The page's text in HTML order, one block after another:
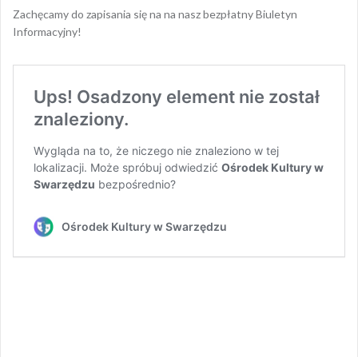
Zachęcamy do zapisania się na na nasz bezpłatny Biuletyn
Informacyjny!